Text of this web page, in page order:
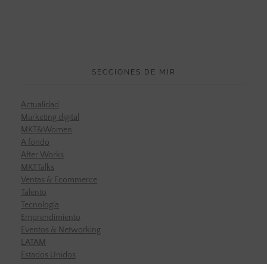
SECCIONES DE MIR
Actualidad
Marketing digital
MKT&Women
A fondo
After Works
MKTTalks
Ventas & Ecommerce
Talento
Tecnología
Emprendimiento
Eventos & Networking
LATAM
Estados Unidos